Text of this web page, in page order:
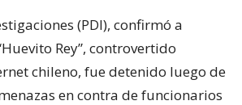
(PDI), confirmó a
Rey”, controvertido
chileno, fue detenido luego de
en contra de funcionarios